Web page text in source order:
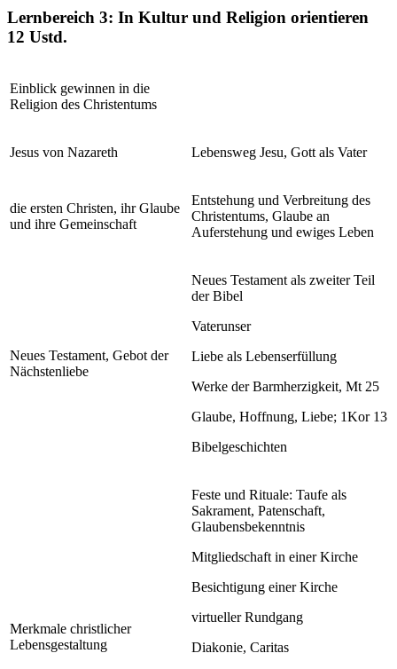
Lernbereich 3: In Kultur und Religion orientieren
12 Ustd.
Einblick gewinnen in die
Religion des Christentums
Jesus von Nazareth Lebensweg Jesu, Gott als Vater
die ersten Christen, ihr Glaube
und ihre Gemeinschaft
Entstehung und Verbreitung des
Christentums, Glaube an
Auferstehung und ewiges Leben
Neues Testament, Gebot der
Nächstenliebe
Neues Testament als zweiter Teil
der Bibel
Vaterunser
Liebe als Lebenserfüllung
Werke der Barmherzigkeit, Mt 25
Glaube, Hoffnung, Liebe; 1Kor 13
Bibelgeschichten
Merkmale christlicher
Lebensgestaltung
Feste und Rituale: Taufe als
Sakrament, Patenschaft,
Glaubensbekenntnis
Mitgliedschaft in einer Kirche
Besichtigung einer Kirche
virtueller Rundgang
Diakonie, Caritas